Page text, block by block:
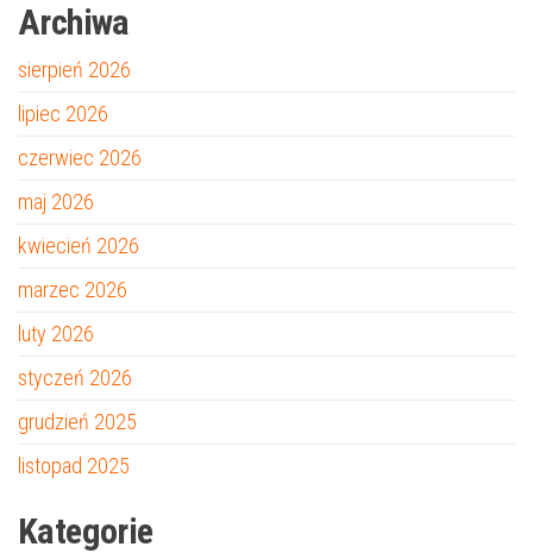
Archiwa
sierpień 2026
lipiec 2026
czerwiec 2026
maj 2026
kwiecień 2026
marzec 2026
luty 2026
styczeń 2026
grudzień 2025
listopad 2025
Kategorie